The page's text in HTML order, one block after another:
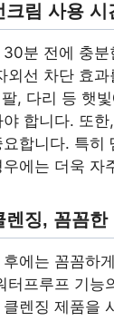
크림 사용 시
분 전에 충
외선 차단 효과
, 다리 등 햇
합니다. 또
합니다. 특히
에는 더욱 자
징, 꼼꼼한
에는 꼼꼼하
터프루프 기능
렌징 제품을